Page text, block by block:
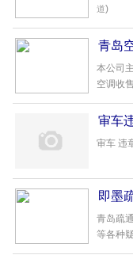
道)
青岛
本公司
空调收
审车
审车 违
即墨
青岛疏
等各种